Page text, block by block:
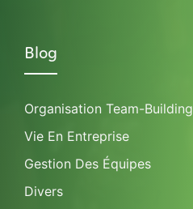
Blog
Organisation Team-Building
Vie En Entreprise
Gestion Des Équipes
Divers